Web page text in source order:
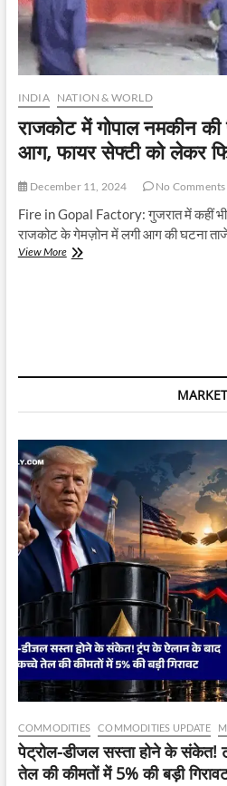
INDIA NATION & WORLD
राजकोट में गोपाल नमकीन
आग, फायर सेफ्टी को लेकर
December 11, 2024 No Comments
Fire in Gopal Factory: गुजरात में कहीं
राजकोट के गेमज़ोन में लगी आग की घटना
View Moreराजकोट
विकराल
फायर
को
लेकर
फिर
उठे
सवाल।
MARKET
COMMODITIES COMMODITIES UPDATE
पेट्रोल-डीजल सस्ता होने के संकेत!
तेल की कीमतों में 5% की बड़ी